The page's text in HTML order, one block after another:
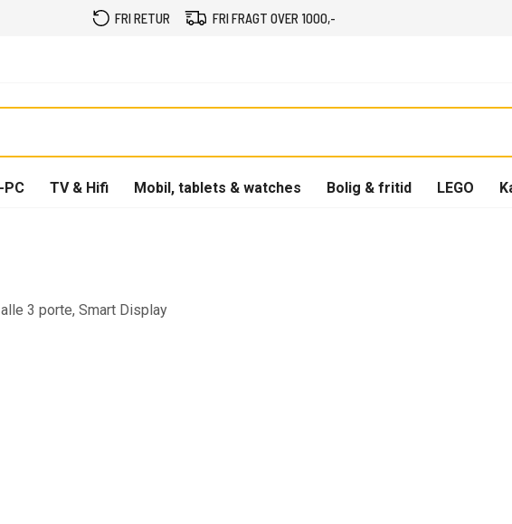
FRI RETUR FRI FRAGT OVER 1000,-
PC TV & Hifi Mobil, tablets & watches Bolig & fritid LEGO
3 porte, Smart Display